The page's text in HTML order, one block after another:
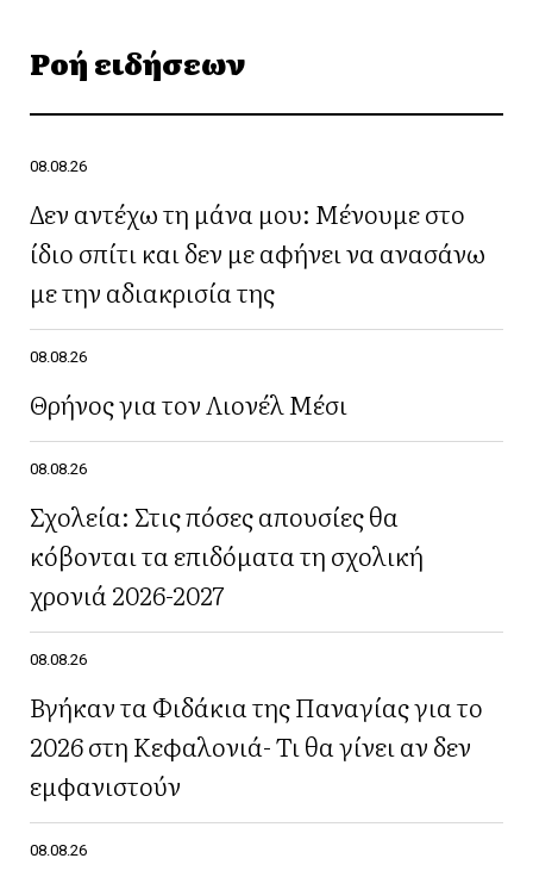
Ροή ειδήσεων
08.08.26
Δεν αντέχω τη μάνα μου: Μένουμε στο
ίδιο σπίτι και δεν με αφήνει να ανασάνω
με την αδιακρισία της
08.08.26
Θρήνος για τον Λιονέλ Μέσι
08.08.26
Σχολεία: Στις πόσες απουσίες θα
κόβονται τα επιδόματα τη σχολική
χρονιά 2026-2027
08.08.26
Βγήκαν τα Φιδάκια της Παναγίας για το
2026 στη Κεφαλονιά- Τι θα γίνει αν δεν
εμφανιστούν
08.08.26